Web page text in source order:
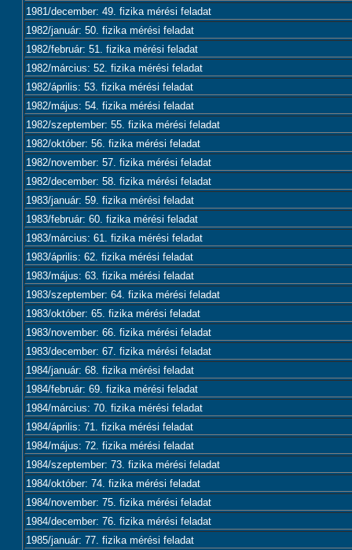
1981/december: 49. fizika mérési feladat
1982/január: 50. fizika mérési feladat
1982/február: 51. fizika mérési feladat
1982/március: 52. fizika mérési feladat
1982/április: 53. fizika mérési feladat
1982/május: 54. fizika mérési feladat
1982/szeptember: 55. fizika mérési feladat
1982/október: 56. fizika mérési feladat
1982/november: 57. fizika mérési feladat
1982/december: 58. fizika mérési feladat
1983/január: 59. fizika mérési feladat
1983/február: 60. fizika mérési feladat
1983/március: 61. fizika mérési feladat
1983/április: 62. fizika mérési feladat
1983/május: 63. fizika mérési feladat
1983/szeptember: 64. fizika mérési feladat
1983/október: 65. fizika mérési feladat
1983/november: 66. fizika mérési feladat
1983/december: 67. fizika mérési feladat
1984/január: 68. fizika mérési feladat
1984/február: 69. fizika mérési feladat
1984/március: 70. fizika mérési feladat
1984/április: 71. fizika mérési feladat
1984/május: 72. fizika mérési feladat
1984/szeptember: 73. fizika mérési feladat
1984/október: 74. fizika mérési feladat
1984/november: 75. fizika mérési feladat
1984/december: 76. fizika mérési feladat
1985/január: 77. fizika mérési feladat